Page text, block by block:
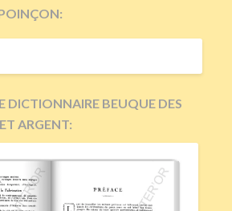
DICTIONNAIRE BEUQUE DES
ARGENT: